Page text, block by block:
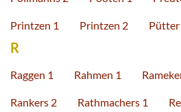
Printzen 1 Printzen 2 Pütter
R
Raggen 1 Rahmen 1
Rankers 2 Rathmachers 1